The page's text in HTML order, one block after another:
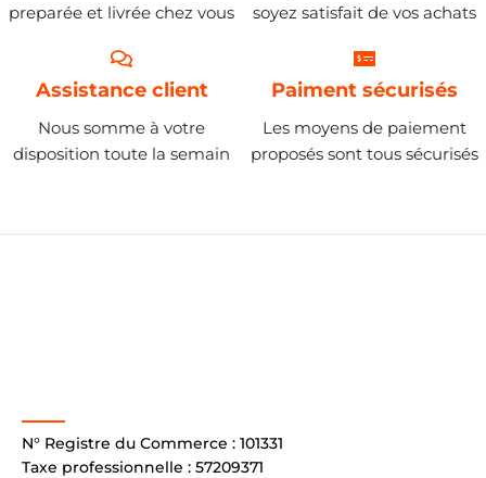
preparée et livrée chez vous
soyez satisfait de vos achats
Assistance client
Nous somme à votre
disposition toute la semain
Paiment sécurisés
Les moyens de paiement
proposés sont tous sécurisés
N° Registre du Commerce : 101331
Taxe professionnelle : 57209371